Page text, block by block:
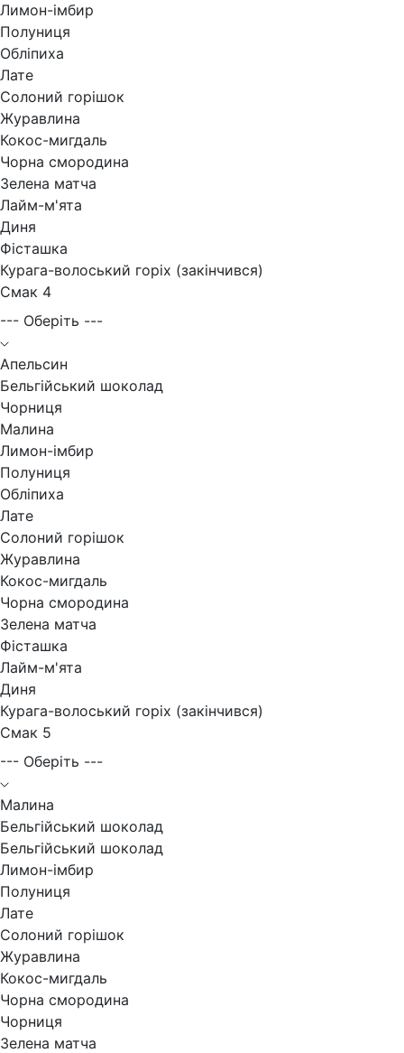
Лимон-імбир
Полуниця
Обліпиха
Лате
Солоний горішок
Журавлина
Кокос-мигдаль
Чорна смородина
Зелена матча
Лайм-м'ята
Диня
Фісташка
Курага-волоський горіх (закінчився)
Смак 4
--- Оберіть ---
Апельсин
Бельгійський шоколад
Чорниця
Малина
Лимон-імбир
Полуниця
Обліпиха
Лате
Солоний горішок
Журавлина
Кокос-мигдаль
Чорна смородина
Зелена матча
Фісташка
Лайм-м'ята
Диня
Курага-волоський горіх (закінчився)
Смак 5
--- Оберіть ---
Малина
Бельгійський шоколад
Бельгійський шоколад
Лимон-імбир
Полуниця
Лате
Солоний горішок
Журавлина
Кокос-мигдаль
Чорна смородина
Чорниця
Зелена матча